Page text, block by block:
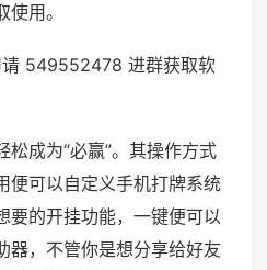
用。
549552478 进群获取软
成为“必赢”。其操作方式
便可以自定义手机打牌系统
要的开挂功能，一键便可以
器，不管你是想分享给好友